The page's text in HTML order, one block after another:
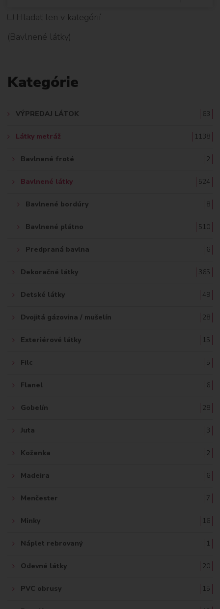
D
Hladať len v kategórií
(Bavlnené látky)
Kategórie
VÝPREDAJ LÁTOK 63
Látky metráž 1138
Bavlnené froté 2
Bavlnené látky 524
Bavlnené bordúry 8
Bavlnené plátno 510
Predpraná bavlna 6
Dekoračné látky 365
Detské látky 49
Dvojitá gázovina / mušelín 28
Exteriérové látky 15
Filc 5
Flanel 6
Gobelín 28
Juta 3
Koženka 2
Madeira 6
Menčester 7
Minky 16
Náplet rebrovaný 1
Odevné látky 20
PVC obrusy 15